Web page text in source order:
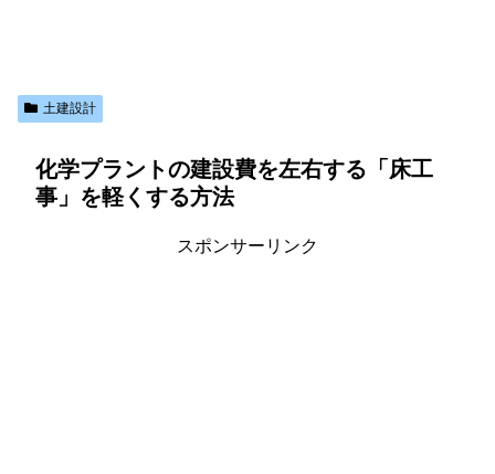
土建設計
化学プラントの建設費を左右する「床工
事」を軽くする方法
スポンサーリンク